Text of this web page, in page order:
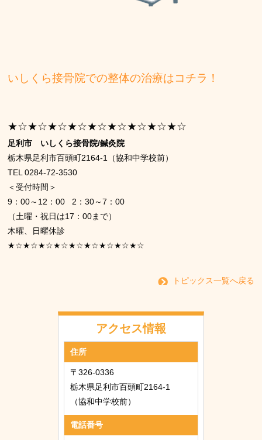
いしくら接骨院での整体の治療はコチラ！
★☆★☆★☆★☆★☆★☆★☆★☆★☆
足利市 いしくら接骨院/鍼灸院
栃木県足利市百頭町2164-1（協和中学校前）
TEL 0284-72-3530
＜受付時間＞
9：00～12：00 2：30～7：00
（土曜・祝日は17：00まで）
木曜、日曜休診
★☆★☆★☆★☆★☆★☆★☆★☆★☆
トピックス一覧へ戻る
アクセス情報
住所
〒326-0336
栃木県足利市百頭町2164-1
（協和中学校前）
電話番号